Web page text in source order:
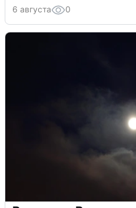
6 августа 0